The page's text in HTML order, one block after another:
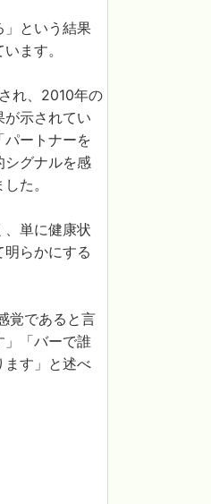
」という結果
ます。
れ、2010年の
示されてい
パートナーを
シグナルを感
た。
単に健康状
らかにする
覚であると言
」「バーで誰
ます」と述べ